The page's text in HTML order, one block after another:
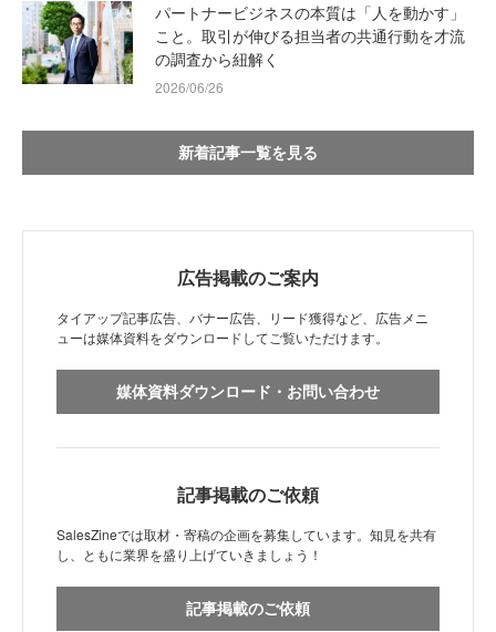
パートナービジネスの本質は「人を動かす」
こと。取引が伸びる担当者の共通行動を才流
の調査から紐解く
2026/06/26
新着記事一覧を見る
広告掲載のご案内
タイアップ記事広告、バナー広告、リード獲得など、広告メニ
ューは媒体資料をダウンロードしてご覧いただけます。
媒体資料ダウンロード・お問い合わせ
記事掲載のご依頼
SalesZineでは取材・寄稿の企画を募集しています。知見を共有
し、ともに業界を盛り上げていきましょう！
記事掲載のご依頼